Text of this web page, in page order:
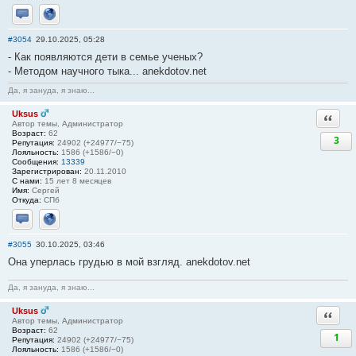
Отправить личное сообщение
Сайт
#3054 29.10.2025, 05:28
- Как появляются дети в семье ученых?
- Методом научного тыка... anekdotov.net
Да, я зануда, я знаю...
Uksus
Автор темы, Администратор
Возраст: 62
Репутация: 24902 (+24977/−75)
Лояльность: 1586 (+1586/−0)
Сообщения: 13339
Зарегистрирован: 20.11.2010
С нами: 15 лет 8 месяцев
Имя: Сергей
Откуда: СПб
Отправить личное сообщение
Сайт
3
#3055 30.10.2025, 03:46
Она уперлась грудью в мой взгляд. anekdotov.net
Да, я зануда, я знаю...
Uksus
Автор темы, Администратор
Возраст: 62
Репутация: 24902 (+24977/−75)
Лояльность: 1586 (+1586/−0)
1